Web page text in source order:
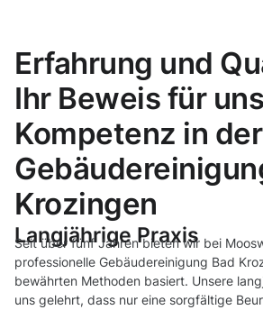
Erfahrung und
Ihr Beweis für
Kompetenz in der
Krozingen
Langjährige Praxis
Seit über fünf Jahren bieten wir bei
professionelle Gebäudereinigung Bad
bewährten Methoden basiert. Unsere
uns gelehrt, dass nur eine sorgfältige